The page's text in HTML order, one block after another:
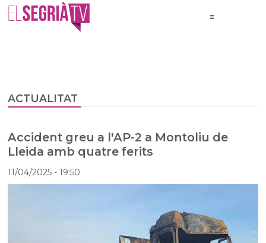
ACTUALITAT
Accident greu a l'AP-2 a Montoliu de
Lleida amb quatre ferits
11/04/2025- 19:50